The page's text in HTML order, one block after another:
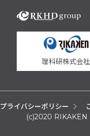
理科研株式会社
プライバシーポリシー
(c)2020 RIKAKEN